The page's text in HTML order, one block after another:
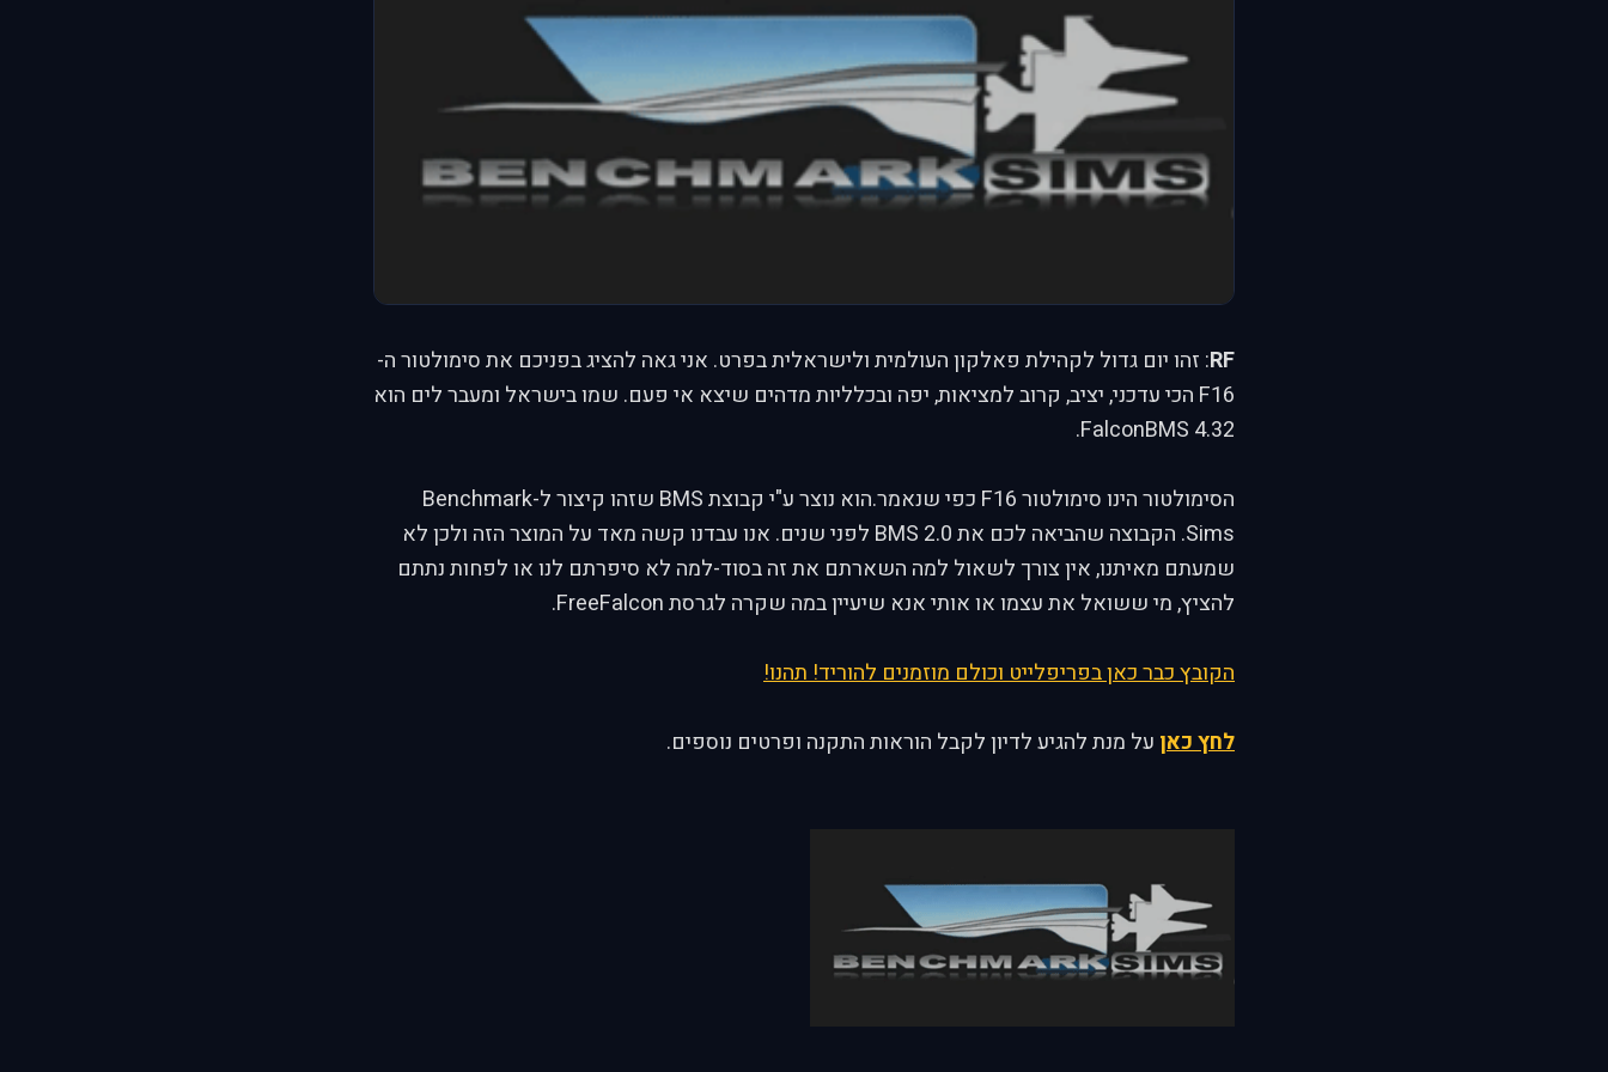
RF: זהו יום גדול לקהילת פאלקון העולמית ולישראלית בפרט. אני גאה להציג בפניכם את סימולטור ה-
F16 הכי עדכני, יציב, קרוב למציאות, יפה ובכלליות מדהים שיצא אי פעם. שמו בישראל ומעבר לים הוא
FalconBMS 4.32.
הסימולטור הינו סימולטור F16 כפי שנאמר.הוא נוצר ע"י קבוצת BMS שזהו קיצור ל-Benchmark
Sims. הקבוצה שהביאה לכם את BMS 2.0 לפני שנים. אנו עבדנו קשה מאד על המוצר הזה ולכן לא
שמעתם מאיתנו, אין צורך לשאול למה השארתם את זה בסוד-למה לא סיפרתם לנו או לפחות נתתם
להציץ, מי ששואל את עצמו או אותי אנא שיעיין במה שקרה לגרסת FreeFalcon.
הקובץ כבר כאן בפריפלייט וכולם מוזמנים להוריד! תהנו!
לחץ כאן על מנת להגיע לדיון לקבל הוראות התקנה ופרטים נוספים.